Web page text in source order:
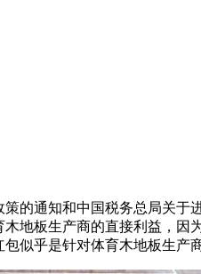
通知和中国税务总局关于
地板生产商的直接利益，
似乎是针对体育木地板生产